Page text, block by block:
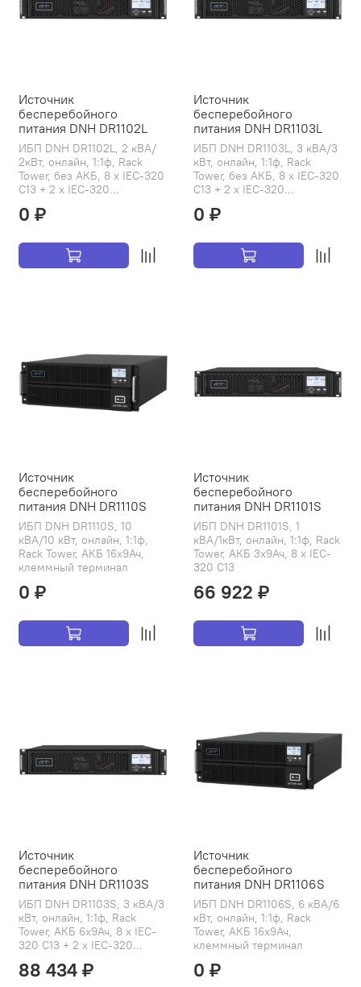
Источник
бесперебойного
питания DNH DR1102L
ИБП DNH DR1102L, 2 кВА/
2кВт, онлайн, 1:1ф, Rack
Tower, без АКБ, 8 x IEC-320
C13 + 2 x IEC-320...
0 ₽
Источник
бесперебойного
питания DNH DR1103L
ИБП DNH DR1103L, 3 кВА/3
кВт, онлайн, 1:1ф, Rack
Tower, без АКБ, 8 x IEC-320
C13 + 2 x IEC-320...
0 ₽
Источник
бесперебойного
питания DNH DR1110S
ИБП DNH DR1110S, 10
кВА/10 кВт, онлайн, 1:1ф,
Rack Tower, АКБ 16х9Ач,
клеммный терминал
0 ₽
Источник
бесперебойного
питания DNH DR1101S
ИБП DNH DR1101S, 1
кВА/1кВт, онлайн, 1:1ф, Rack
Tower, АКБ 3х9Ач, 8 x IEC-
320 C13
66 922 ₽
Источник
бесперебойного
питания DNH DR1103S
ИБП DNH DR1103S, 3 кВА/3
кВт, онлайн, 1:1ф, Rack
Tower, АКБ 6х9Ач, 8 x IEC-
320 C13 + 2 x IEC-320...
88 434 ₽
Источник
бесперебойного
питания DNH DR1106S
ИБП DNH DR1106S, 6 кВА/6
кВт, онлайн, 1:1ф, Rack
Tower, АКБ 16х9Ач,
клеммный терминал
0 ₽